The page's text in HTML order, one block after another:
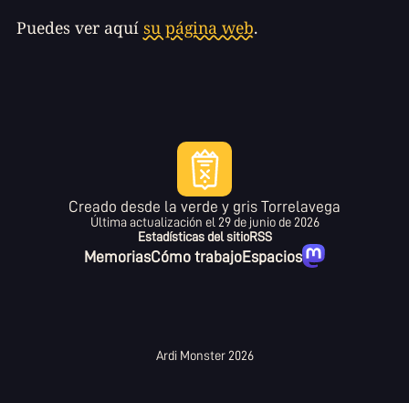
Puedes ver aquí su página web.
Creado desde la verde y gris Torrelavega
Última actualización el29 de junio de 2026
Estadísticas del sitioRSS
MemoriasCómo trabajoEspacios
Ardi Monster 2026